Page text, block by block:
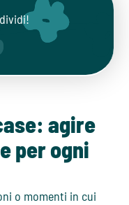
agire
per ogni
o momenti in cui